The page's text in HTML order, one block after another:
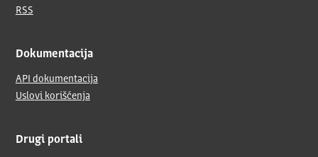
RSS
Dokumentacija
API dokumentacija
Uslovi korišćenja
Drugi portali